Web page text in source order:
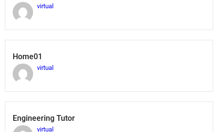
virtual
Home01
virtual
Engineering Tutor
virtual